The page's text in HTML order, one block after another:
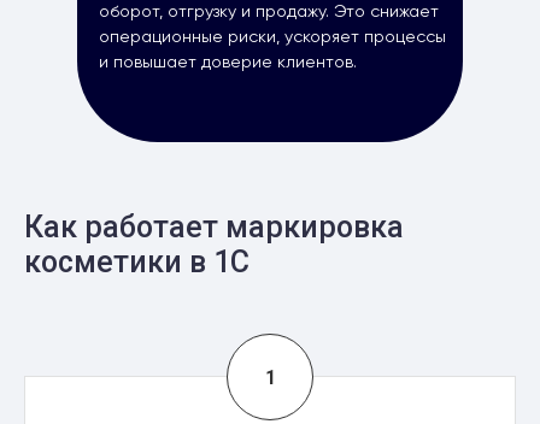
оборот, отгрузку и продажу. Это снижает
операционные риски, ускоряет процессы
и повышает доверие клиентов.
Как работает маркировка
косметики в 1С